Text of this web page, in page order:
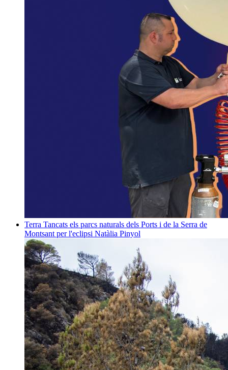
Terra Tancats els parcs naturals dels Ports i de la Serra de
Montsant per l'eclipsi Natàlia Pinyol